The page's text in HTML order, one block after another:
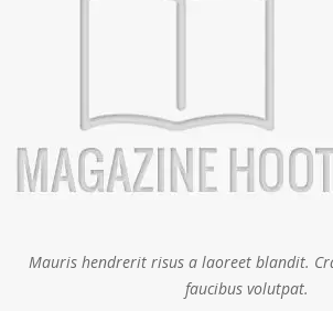
Mauris hendrerit risus a laoreet blandit.
faucibus volutpat.